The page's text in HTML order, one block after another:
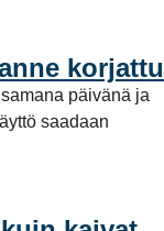
korjattu
päivänä ja
saadaan